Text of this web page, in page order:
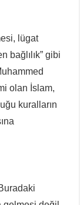
lügat
bağlılık” gibi